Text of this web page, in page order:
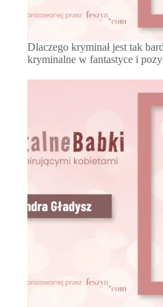
Dlaczego kryminał jest tak
kryminalne w fantastyce i